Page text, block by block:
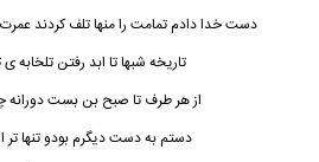
دست خدا دادم تمامت را منها تلف کردند عمرت
تاریخه شبها تا ابد رفتن تلخابه
از هر طرف تا صبح بن بست دورانه
دستم به دست دیگرم بودو تنها تر